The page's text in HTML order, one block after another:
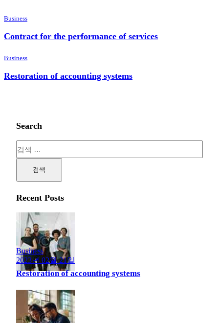
Business
Contract for the performance of services
Business
Restoration of accounting systems
Search
색:
Recent Posts
Business
2023년 02월 21일
Restoration of accounting systems